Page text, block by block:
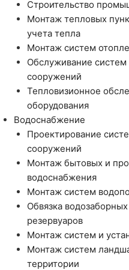
Строительство
Монтаж тепловых
учета тепла
Монтаж систем
Обслуживание систем
сооружений
Тепловизионное
оборудования
Водоснабжение
Проектирование
сооружений
Монтаж бытовых и
водоснабжения
Монтаж систем
Обвязка
резервуаров
Монтаж систем и
Монтаж систем
территории